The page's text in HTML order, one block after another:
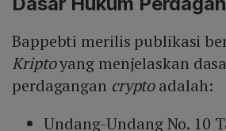
Bappebti merilis publikasi
Kriptoyang menjelaskan
perdagangan cryptoadalah:
Undang-Undang No. 10